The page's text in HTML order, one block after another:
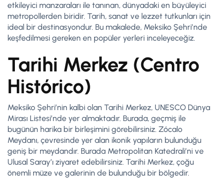
etkileyici manzaraları ile tanınan, dünyadaki en büyüleyici
metropollerden biridir. Tarih, sanat ve lezzet tutkunları için
ideal bir destinasyondur. Bu makalede, Meksiko Şehri’nde
keşfedilmesi gereken en popüler yerleri inceleyeceğiz.
Tarihi Merkez (Centro
Histórico)
Meksiko Şehri’nin kalbi olan Tarihi Merkez, UNESCO Dünya
Mirası Listesi’nde yer almaktadır. Burada, geçmiş ile
bugünün harika bir birleşimini görebilirsiniz. Zócalo
Meydanı, çevresinde yer alan ikonik yapıların bulunduğu
geniş bir meydandır. Burada Metropolitan Katedrali’ni ve
Ulusal Saray’ı ziyaret edebilirsiniz. Tarihi Merkez, çoğu
önemli müze ve galerinin de bulunduğu bir bölgedir.